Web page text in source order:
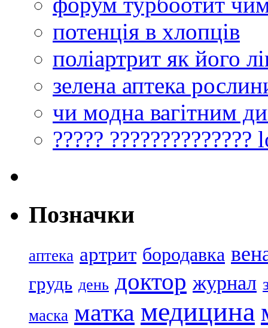
потенція в хлопців
поліартрит як його
зелена аптека
чи модна вагітним
?????
Позначки
аптека артрит бородавка
грудь день доктор журнал
маска матка медицина